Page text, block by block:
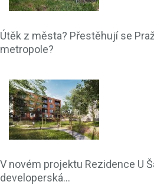
Útěk z města? Přestěhují se
metropole?
V novém projektu Rezidence U
developerská...